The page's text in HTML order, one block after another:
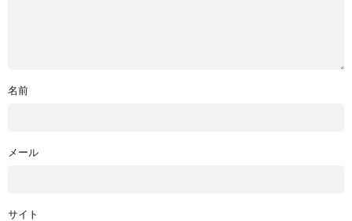
名前
メール
サイト